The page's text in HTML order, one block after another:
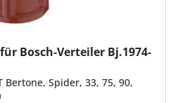
Bosch-Verteiler Bj.1974-
Spider, 33, 75, 90,